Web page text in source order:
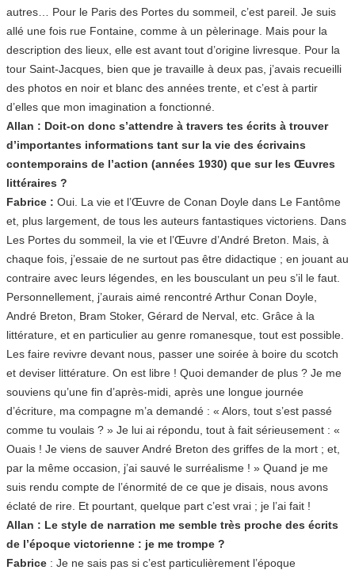
autres… Pour le Paris des Portes du sommeil, c’est pareil. Je suis
allé une fois rue Fontaine, comme à un pèlerinage. Mais pour la
description des lieux, elle est avant tout d’origine livresque. Pour la
tour Saint-Jacques, bien que je travaille à deux pas, j’avais recueilli
des photos en noir et blanc des années trente, et c’est à partir
d’elles que mon imagination a fonctionné.
Allan : Doit-on donc s’attendre à travers tes écrits à trouver
d’importantes informations tant sur la vie des écrivains
contemporains de l’action (années 1930) que sur les Œuvres
littéraires ?
Fabrice : Oui. La vie et l’Œuvre de Conan Doyle dans Le Fantôme
et, plus largement, de tous les auteurs fantastiques victoriens. Dans
Les Portes du sommeil, la vie et l’Œuvre d’André Breton. Mais, à
chaque fois, j’essaie de ne surtout pas être didactique ; en jouant au
contraire avec leurs légendes, en les bousculant un peu s’il le faut.
Personnellement, j’aurais aimé rencontré Arthur Conan Doyle,
André Breton, Bram Stoker, Gérard de Nerval, etc. Grâce à la
littérature, et en particulier au genre romanesque, tout est possible.
Les faire revivre devant nous, passer une soirée à boire du scotch
et deviser littérature. On est libre ! Quoi demander de plus ? Je me
souviens qu’une fin d’après-midi, après une longue journée
d’écriture, ma compagne m’a demandé : « Alors, tout s’est passé
comme tu voulais ? » Je lui ai répondu, tout à fait sérieusement : «
Ouais ! Je viens de sauver André Breton des griffes de la mort ; et,
par la même occasion, j’ai sauvé le surréalisme ! » Quand je me
suis rendu compte de l’énormité de ce que je disais, nous avons
éclaté de rire. Et pourtant, quelque part c’est vrai ; je l’ai fait !
Allan : Le style de narration me semble très proche des écrits
de l’époque victorienne : je me trompe ?
Fabrice : Je ne sais pas si c’est particulièrement l’époque